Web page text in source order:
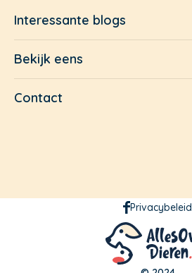
Interessante blogs
Bekijk eens
Contact
Privacybeleid